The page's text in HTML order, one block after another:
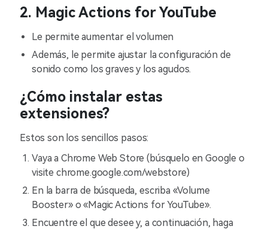
2. Magic Actions for YouTube
Le permite aumentar el volumen
Además, le permite ajustar la configuración de
sonido como los graves y los agudos.
¿Cómo instalar estas
extensiones?
Estos son los sencillos pasos:
Vaya a Chrome Web Store (búsquelo en Google o
visite chrome.google.com/webstore)
En la barra de búsqueda, escriba «Volume
Booster» o «Magic Actions for YouTube».
Encuentre el que desee y, a continuación, haga